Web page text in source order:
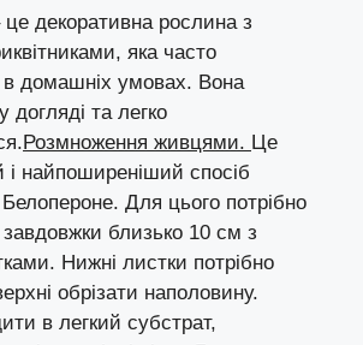
декоративна рослина з
яка часто
домашніх умовах. Вона
догляді та легко
Розмноження живцями. Це
і найпоширеніший спосіб
Для цього потрібно
близько 10 см з
Нижні листки потрібно
обрізати наполовину.
в легкий субстрат,